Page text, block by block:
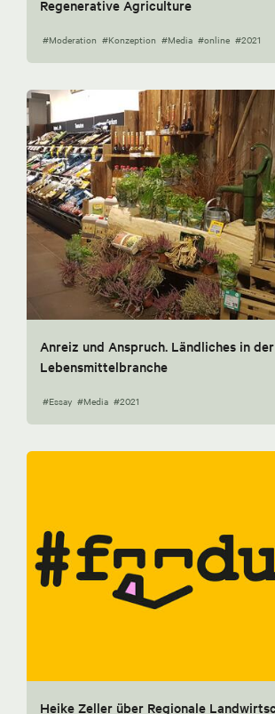
Regenerative Agriculture
#Moderation #Konzeption #Media #online #2021
Anreiz und Anspruch. Ländliches in der
Lebensmittelbranche
#Essay #Media #2021
Heike Zeller über Regionale